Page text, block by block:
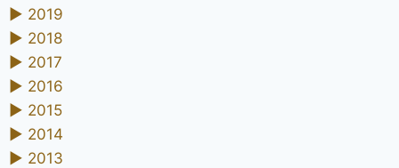
► 2019
► 2018
► 2017
► 2016
► 2015
► 2014
► 2013